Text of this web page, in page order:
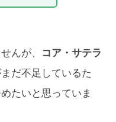
んが、 コア・サテラ
だ不足しているた
たいと思っていま